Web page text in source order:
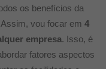
os benefícios da
vou focar em 4
empresa. Isso, é
fatores aspectos